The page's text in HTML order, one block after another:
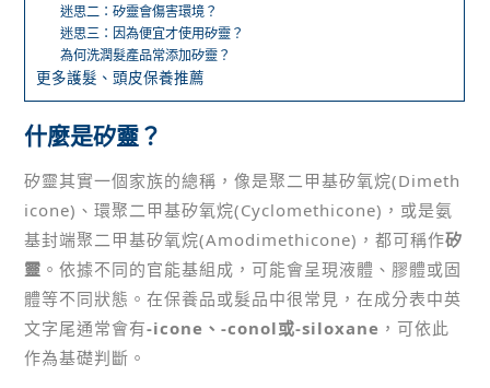
迷思二：矽靈會傷害環境？
迷思三：因為便宜才使用矽靈？
為何洗潤髮產品常添加矽靈？
更多護髮、頭皮保養推薦
什麼是矽靈？
矽靈其實一個家族的總稱，像是聚二甲基矽氧烷(Dimeth
icone)、環聚二甲基矽氧烷(Cyclomethicone)，或是氨
基封端聚二甲基矽氧烷(Amodimethicone)，都可稱作矽
靈 。依據不同的官能基組成，可能會呈現液體、膠體或固
體等不同狀態。在保養品或髮品中很常見，在成分表中英
文字尾通常會有-icone、-conol或-siloxane ，可依此
作為基礎判斷。